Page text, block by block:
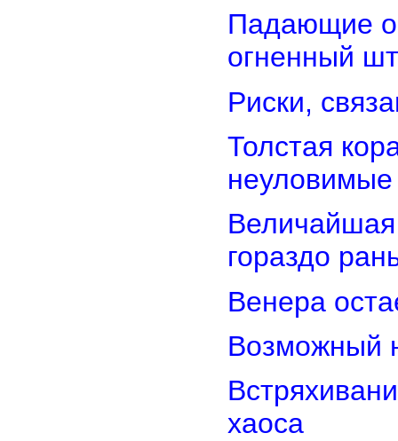
Падающие
огненный
Риски,
Толстая
Величайшая
гораздо
Венера
Возможный
хаоса